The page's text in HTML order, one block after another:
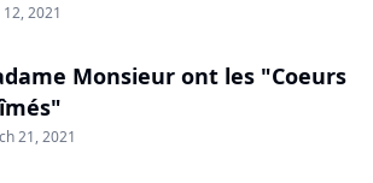
12, 2021
Monsieur ont les "Coeurs
21, 2021